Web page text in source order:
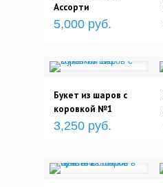
Ассорти
5,000 руб.
Букет из шаров с
коровкой №1
3,250 руб.